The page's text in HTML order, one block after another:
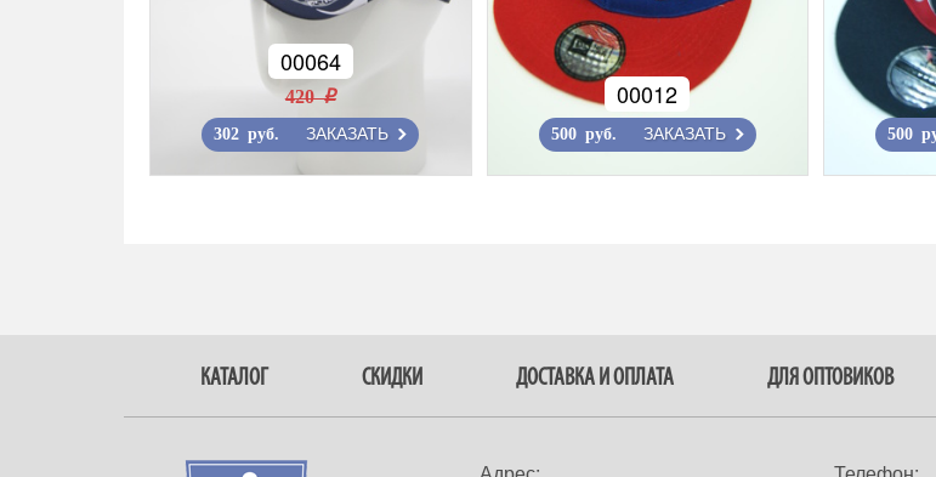
00064
420 r
302 руб. ЗАКАЗАТЬ
00012
500 руб. ЗАКАЗАТЬ 500
КАТАЛОГ СКИДКИ ДОСТАВКА И ОПЛАТА ДЛЯ ОПТОВИКОВ